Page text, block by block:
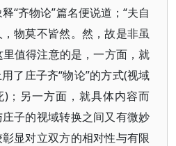
“齐物论”篇名便说道；“夫自
物莫不皆然。然，故是非虽
值得注意的是，一方面，就
了庄子齐“物论”的方式(视域
；另一方面，就具体内容而
子的视域转换之间又有微妙
显对立双方的相对性与有限